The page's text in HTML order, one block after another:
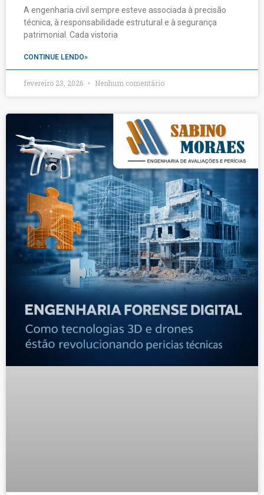
A engenharia civil sempre esteve associada à precisão
técnica, à responsabilidade estrutural e à segurança
patrimonial. Cada vistoria
CONTINUE LENDO»
fevereiro 23, 2026 Nenhum comentário